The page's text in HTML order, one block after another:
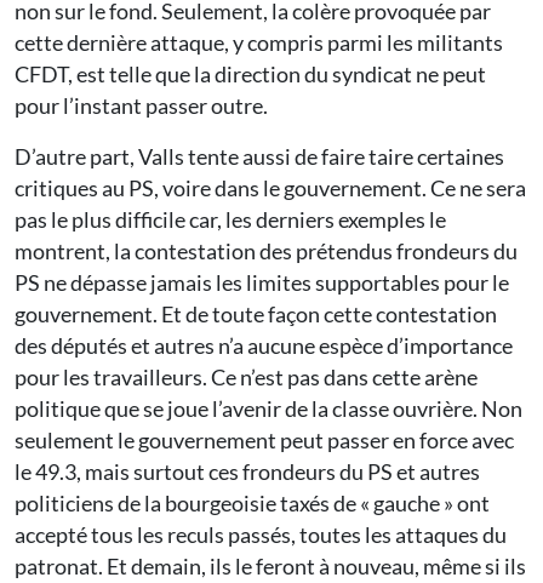
non sur le fond. Seulement, la colère provoquée par
cette dernière attaque, y compris parmi les militants
CFDT, est telle que la direction du syndicat ne peut
pour l’instant passer outre.
D’autre part, Valls tente aussi de faire taire certaines
critiques au PS, voire dans le gouvernement. Ce ne sera
pas le plus difficile car, les derniers exemples le
montrent, la contestation des prétendus frondeurs du
PS ne dépasse jamais les limites supportables pour le
gouvernement. Et de toute façon cette contestation
des députés et autres n’a aucune espèce d’importance
pour les travailleurs. Ce n’est pas dans cette arène
politique que se joue l’avenir de la classe ouvrière. Non
seulement le gouvernement peut passer en force avec
le 49.3, mais surtout ces frondeurs du PS et autres
politiciens de la bourgeoisie taxés de « gauche » ont
accepté tous les reculs passés, toutes les attaques du
patronat. Et demain, ils le feront à nouveau, même si ils